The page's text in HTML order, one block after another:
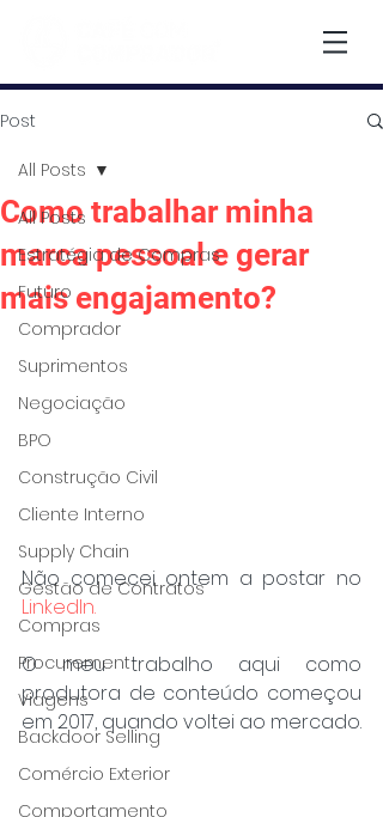
Post
All Posts
Estratégia de Compras
Futuro
Comprador
Suprimentos
Negociação
BPO
Construção Civil
Cliente Interno
Supply Chain
Gestão de Contratos
Compras
Procurement
Viagens
Backdoor Selling
Comércio Exterior
Comportamento
All Posts
Como trabalhar minha
marca pessoal e gerar
mais engajamento?
LinkedIn.
O meu trabalho aqui como
produtora de conteúdo começou
em 2017, quando voltei ao mercado.